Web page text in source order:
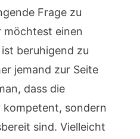
Frage zu
möchtest einen
beruhigend zu
jemand zur Seite
dass die
sondern
sind. Vielleicht